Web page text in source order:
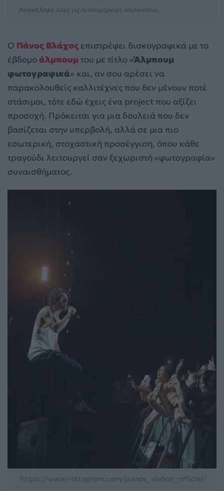
Ανακάλυψε όλες τις λεπτομέρειες παρακάτω...
Ο Πάνος Βλάχος επιστρέφει δισκογραφικά με το
έβδομοάλμπουμ του με τίτλο «Άλμπουμ
φωτογραφικά» και, αν σου αρέσει να
παρακολουθείς καλλιτέχνες που δεν μένουν ποτέ
στάσιμοι, τότε εδώ έχεις ένα project που αξίζει
προσοχή. Πρόκειται για μια δουλειά που δεν
βασίζεται στην υπερβολή, αλλά σε μια πιο
εσωτερική, στοχαστική προσέγγιση, όπου κάθε
τραγούδι λειτουργεί σαν ξεχωριστή «φωτογραφία»
συναισθήματος.